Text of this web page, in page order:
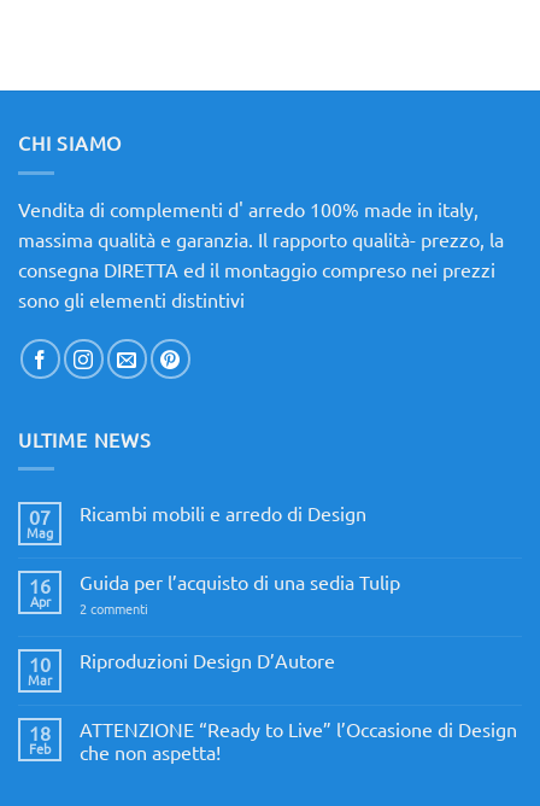
CHI SIAMO
Vendita di complementi d' arredo 100% made in italy,
massima qualità e garanzia. Il rapporto qualità- prezzo, la
consegna DIRETTA ed il montaggio compreso nei prezzi
sono gli elementi distintivi
ULTIME NEWS
07
Mag
Ricambi mobili e arredo di Design
Ricambi
e
Design
16
Apr
Guida per l’acquisto di una sedia Tulip
2 commenti
l’acquisto
di
10
Mar
Riproduzioni Design D’Autore
Riproduzioni
Design
D’Autore
18
Feb
ATTENZIONE “Ready to Live” l’Occasione di Design
che non aspetta!